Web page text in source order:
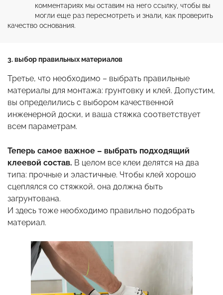
комментариях мы оставим на него ссылку, чтобы вы
могли еще раз пересмотреть и знали, как проверить
качество основания.
3. выбор правильных материалов
Третье, что необходимо – выбрать правильные
материалы для монтажа: грунтовку и клей. Допустим,
вы определились с выбором качественной
инженерной доски, и ваша стяжка соответствует
всем параметрам.
Теперь самое важное – выбрать подходящий
клеевой состав. В целом все клеи делятся на два
типа: прочные и эластичные. Чтобы клей хорошо
сцеплялся со стяжкой, она должна быть
загрунтована.
И здесь тоже необходимо правильно подобрать
материал.